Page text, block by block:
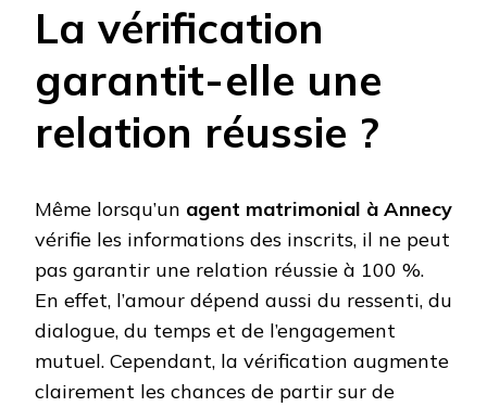
La vérification
garantit-elle une
relation réussie ?
Même lorsqu’un agent matrimonial à Annecy
vérifie les informations des inscrits, il ne peut
pas garantir une relation réussie à 100 %.
En effet, l’amour dépend aussi du ressenti, du
dialogue, du temps et de l’engagement
mutuel. Cependant, la vérification augmente
clairement les chances de partir sur de